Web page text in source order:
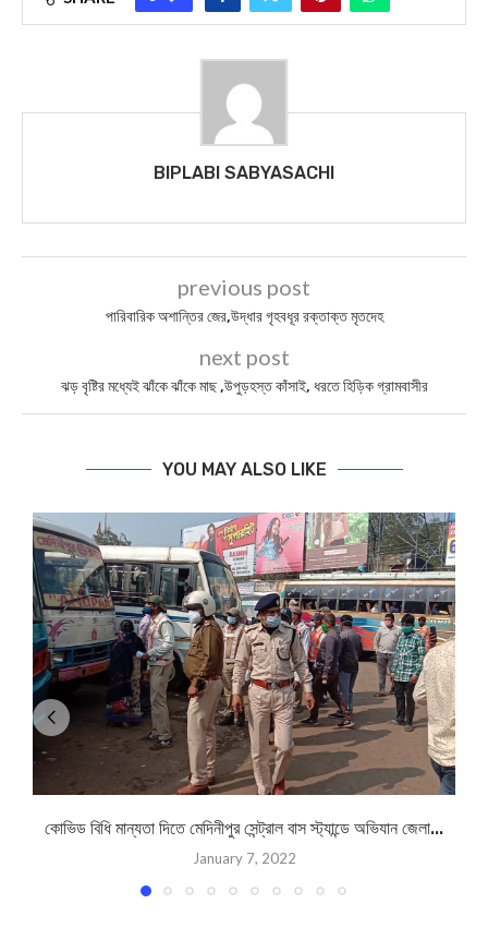
BIPLABI SABYASACHI
previous post
পারিবারিক অশান্তির জের,উদ্ধার গৃহবধূর রক্তাক্ত মৃতদেহ
next post
ঝড় বৃষ্টির মধ্যেই ঝাঁকে ঝাঁকে মাছ ,উপুড়হস্ত কাঁসাই, ধরতে হিড়িক গ্রামবাসীর
YOU MAY ALSO LIKE
কোভিড বিধি মান্যতা দিতে মেদিনীপুর সেন্ট্রাল বাস স্ট্যান্ডে অভিযান জেলা...
January 7, 2022